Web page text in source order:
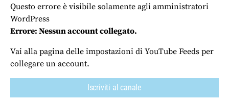
Questo errore è visibile solamente agli amministratori
WordPress
Errore: Nessun account collegato.
Vai alla pagina delle impostazioni di YouTube Feeds per
collegare un account.
Iscriviti al canale